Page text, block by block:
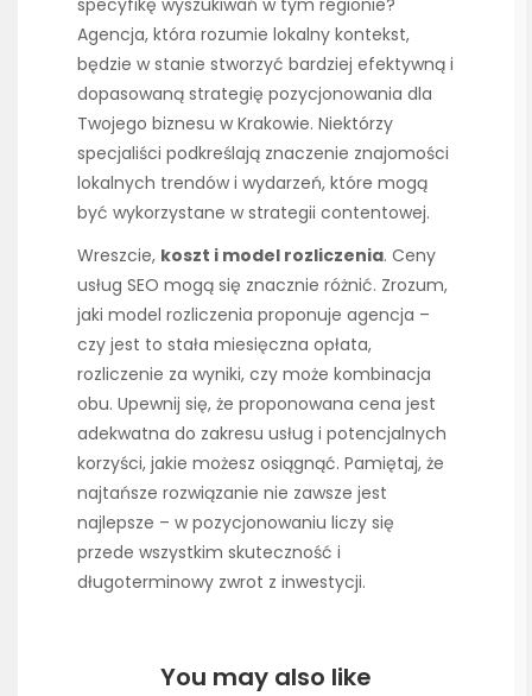
specyfikę wyszukiwań w tym regionie?
Agencja, która rozumie lokalny kontekst,
będzie w stanie stworzyć bardziej efektywną i
dopasowaną strategię pozycjonowania dla
Twojego biznesu w Krakowie. Niektórzy
specjaliści podkreślają znaczenie znajomości
lokalnych trendów i wydarzeń, które mogą
być wykorzystane w strategii contentowej.
Wreszcie, koszt i model rozliczenia. Ceny
usług SEO mogą się znacznie różnić. Zrozum,
jaki model rozliczenia proponuje agencja –
czy jest to stała miesięczna opłata,
rozliczenie za wyniki, czy może kombinacja
obu. Upewnij się, że proponowana cena jest
adekwatna do zakresu usług i potencjalnych
korzyści, jakie możesz osiągnąć. Pamiętaj, że
najtańsze rozwiązanie nie zawsze jest
najlepsze – w pozycjonowaniu liczy się
przede wszystkim skuteczność i
długoterminowy zwrot z inwestycji.
You may also like